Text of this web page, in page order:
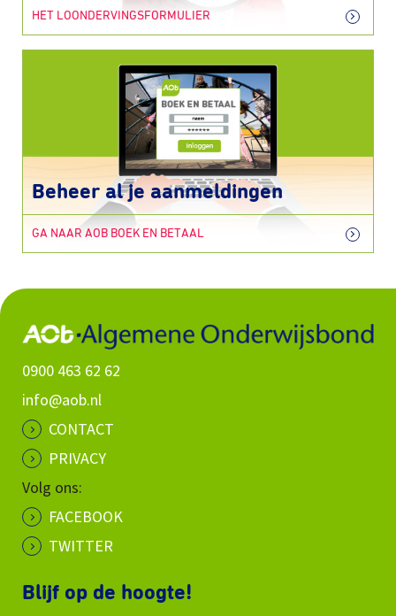
HET LOONDERVINGSFORMULIER
Beheer al je aanmeldingen
GA NAAR AOB BOEK EN BETAAL
0900 463 62 62
info@aob.nl
CONTACT
PRIVACY
Volg ons:
FACEBOOK
TWITTER
Blijf op de hoogte!